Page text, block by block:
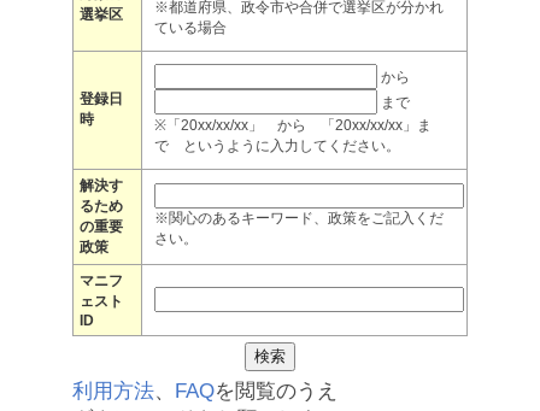
選挙区
※都道府県、政令市や合併で選挙区が分かれ
ている場合
登録日
時
から
まで
※「20xx/xx/xx」 から 「20xx/xx/xx」ま
で というように入力してください。
解決す
るため
の重要
政策
※関心のあるキーワード、政策をご記入くだ
さい。
マニフ
ェスト
ID
利用方法、 FAQを閲覧のうえ